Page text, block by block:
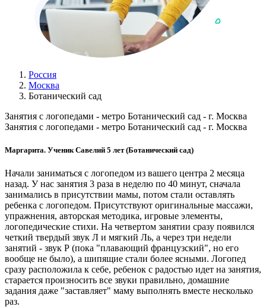
Россия
Москва
Ботанический сад
Занятия с логопедами - метро Ботанический сад - г. Москва
Занятия с логопедами - метро Ботанический сад - г. Москва
Маргарита. Ученик Савелий 5 лет (Ботанический сад)
Начали заниматься с логопедом из вашего центра 2 месяца
назад. У нас занятия 3 раза в неделю по 40 минут, сначала
занимались в присутствии мамы, потом стали оставлять
ребенка с логопедом. Присутствуют оригинальные массажи,
упражнения, авторская методика, игровые элементы,
логопедические стихи. На четвертом занятии сразу появился
четкий твердый звук Л и мягкий Ль, а через три недели
занятий - звук Р (пока "плавающий французский", но его
вообще не было), а шипящие стали более ясными. Логопед
сразу расположила к себе, ребенок с радостью идет на занятия,
старается произносить все звуки правильно, домашние
задания даже "заставляет" маму выполнять вместе несколько
раз.